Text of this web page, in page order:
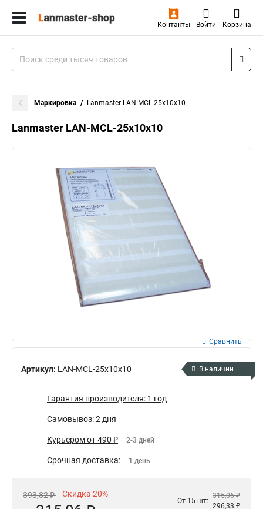
Контакты Войти Корзина
Маркировка Lanmaster LAN-MCL-25x10x10
Lanmaster LAN-MCL-25x10x10
Артикул: LAN-MCL-25x10x10
Сравнить
В наличии
Гарантия производителя: 1 год
Самовывоз: 2 дня
Курьером от 490 ₽ 2-3 дней
Срочная доставка: 1 день
393,82 ₽ Скидка 20%
От 15 шт:
315,06 ₽
296,33 ₽